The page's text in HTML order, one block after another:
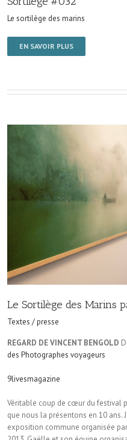
Le sortilège des marins
EN SAVOIR PLUS
Le Sortilège des Marins
Textes / presse
REGARD DE VINCENT BENGOLD
des Photographes voyageurs
9livesmagazine
Véritable coup de cœur du festival
que nous la présentons en 10 ans.
exposition commune organisée